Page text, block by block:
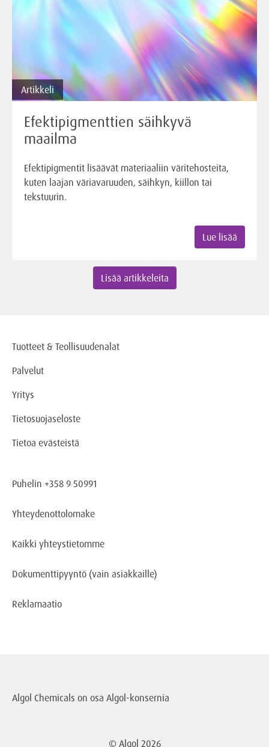
Artikkeli
Efektipigmenttien säihkyvä
maailma
Efektipigmentit lisäävät materiaaliin väritehosteita,
kuten laajan väriavaruuden, säihkyn, kiillon tai
tekstuurin.
Lue lisää
Lisää artikkeleita
Tuotteet & Teollisuudenalat
Palvelut
Yritys
Tietosuojaseloste
Tietoa evästeistä
Puhelin +358 9 50991
Yhteydenottolomake
Kaikki yhteystietomme
Dokumenttipyyntö (vain asiakkaille)
Reklamaatio
Algol Chemicals on osa Algol-konsernia
© Algol 2026